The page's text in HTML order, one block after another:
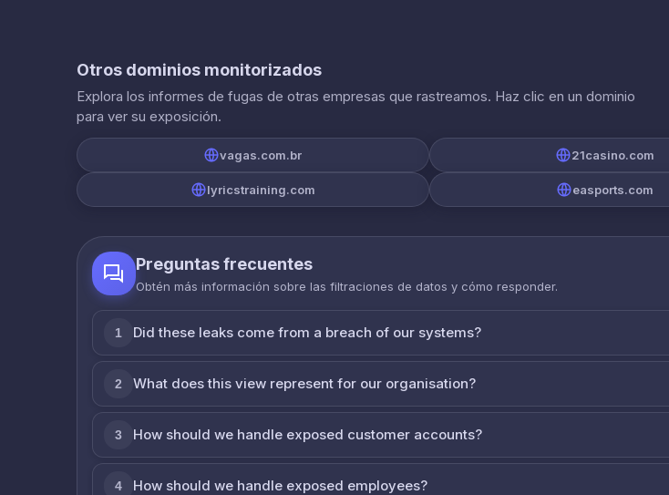
Otros dominios monitorizados
Explora los informes de fugas de otras empresas que rastreamos. Haz clic en un dominio
para ver su exposición.
vagas.com.br 21casino.com
lyricstraining.com easports.com
Preguntas frecuentes
Obtén más información sobre las filtraciones de datos y cómo responder.
1 Did these leaks come from a breach of our systems?
2 What does this view represent for our organisation?
3 How should we handle exposed customer accounts?
4 How should we handle exposed employees?